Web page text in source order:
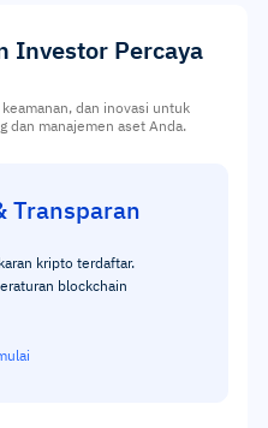
Investor Percaya
dan inovasi untuk
dan manajemen aset Anda.
Transparan
kripto terdaftar.
blockchain